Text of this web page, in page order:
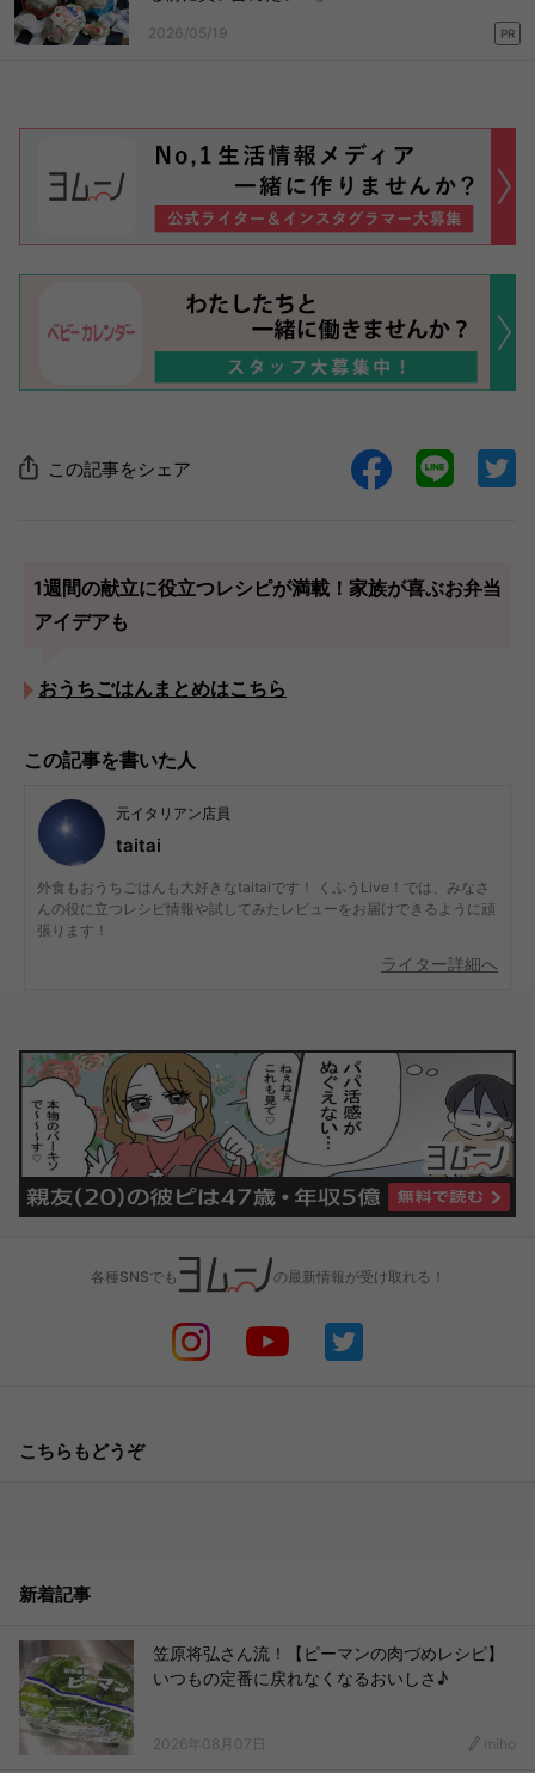
2026/05/19 PR
この記事をシェア
1週間の献立に役立つレシピが満載！家族が喜ぶお弁当
アイデアも
おうちごはんまとめはこちら
この記事を書いた人
元イタリアン店員
taitai
外食もおうちごはんも大好きなtaitaiです！ くふうLive！では、みなさ
んの役に立つレシピ情報や試してみたレビューをお届けできるように頑
張ります！
ライター詳細へ
各種SNSでも の最新情報が受け取れる！
こちらもどうぞ
新着記事
笠原将弘さん流！【ピーマンの肉づめレシピ】
いつもの定番に戻れなくなるおいしさ♪
2026年08月07日 miho